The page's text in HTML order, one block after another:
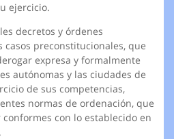
ejercicio.
decretos y órdenes
preconstitucionales, que
expresa y formalmente
autónomas y las ciudades de
de sus competencias,
normas de ordenación, que
con lo establecido en